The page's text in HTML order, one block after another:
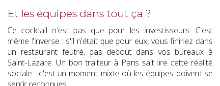
Et les équipes dans tout ça ?
Ce cocktail n'est pas que pour les investisseurs. C'est
même l'inverse : s'il n'était que pour eux, vous finiriez dans
un restaurant feutré, pas debout dans vos bureaux à
Saint-Lazare. Un bon traiteur à Paris sait lire cette réalité
sociale : c'est un moment mixte où les équipes doivent se